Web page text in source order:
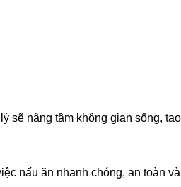
sẽ nâng tầm không gian sống,
nấu ăn nhanh chóng, an toàn